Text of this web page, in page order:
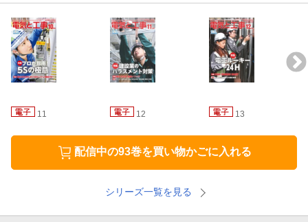
11 12 13
配信中の93巻を買い物かごに入れる
シリーズ一覧を見る